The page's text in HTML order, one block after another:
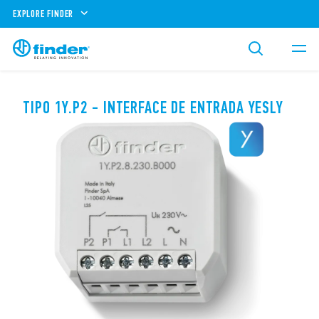
EXPLORE FINDER
TIPO 1Y.P2 - INTERFACE DE ENTRADA YESLY